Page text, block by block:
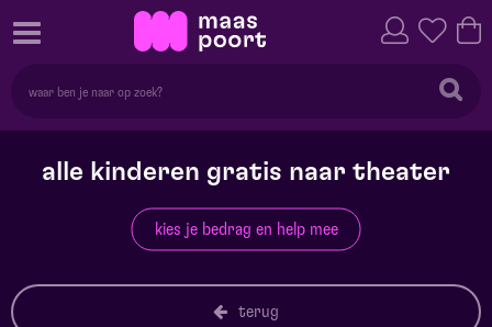
alle kinderen gratis naar theater
kies je bedrag en help mee
terug